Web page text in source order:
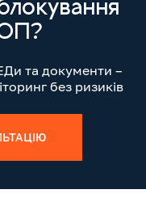
та документи –
без ризиків